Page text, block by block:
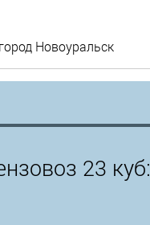
Новоуральск
23 куб: